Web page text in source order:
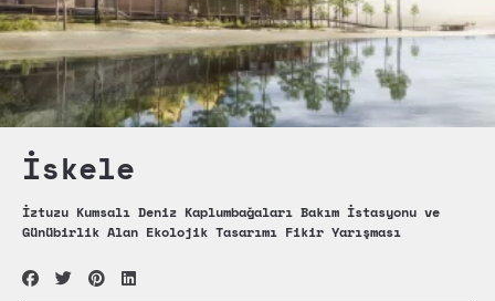
İskele
İztuzu Kumsalı Deniz Kaplumbağaları Bakım İstasyonu ve
Günübirlik Alan Ekolojik Tasarımı Fikir Yarışması